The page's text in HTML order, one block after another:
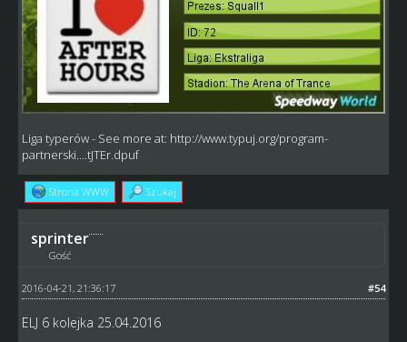
Liga typerów- See more at: http://www.typuj.org/program-
partnerski....tJTEr.dpuf
Strona WWW Szukaj
sprinter
Gość
#54
2016-04-21, 21:36:17
ELJ 6 kolejka 25.04.2016